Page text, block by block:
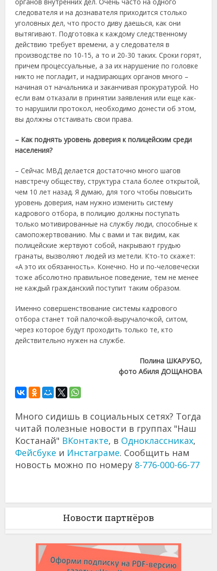
органов внутренних дел. Очень часто на одного
следователя и на дознавателя приходится столько
уголовных дел, что просто диву даешься, как они
вытягивают. Подготовка к каждому следственному
действию требует времени, а у следователя в
производстве по 10-15, а то и 20-30 таких. Сроки горят,
причем процессуальные, а за их нарушение по головке
никто не погладит, и надзирающих органов много –
начиная от начальника и заканчивая прокуратурой. Но
если вам отказали в принятии заявления или еще как-
то нарушили протокол, необходимо донести об этом,
вы должны отстаивать свои права.
– Как поднять уровень доверия к полицейским среди
населения?
– Сейчас МВД делается достаточно много шагов
навстречу обществу, структура стала более открытой,
чем 10 лет назад. Я думаю, для того чтобы повысить
уровень доверия, нам нужно изменить систему
кадрового отбора, в полицию должны поступать
только мотивированные на службу люди, способные к
самопожертвованию. Мы с вами и так видим, как
полицейские жертвуют собой, накрывают грудью
гранаты, вызволяют людей из метели. Кто-то скажет:
«А это их обязанность». Конечно. Но и по-человечески
тоже абсолютно правильное поведение, тем не менее
не каждый гражданский поступит таким образом.
Именно совершенствование системы кадрового
отбора станет той палочкой-выручалочкой, ситом,
через которое будут проходить только те, кто
действительно нужен на службе.
Полина ШКАРУБО,
фото Абиля ДОЩАНОВА
Много сидишь в социальных сетях? Тогда
читай полезные новости в группах "Наш
Костанай" ВКонтакте, в Одноклассниках,
Фейсбуке и Инстаграме. Сообщить нам
новость можно по номеру 8-776-000-66-77
Новости партнёров